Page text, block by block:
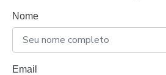
Nome
Email